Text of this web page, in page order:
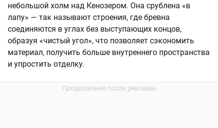
небольшой холм над Кенозером. Она срублена «в
лапу» — так называют строения, где бревна
соединяются в углах без выступающих концов,
образуя «чистый угол», что позволяет сэкономить
материал, получить больше внутреннего пространства
и упростить отделку.